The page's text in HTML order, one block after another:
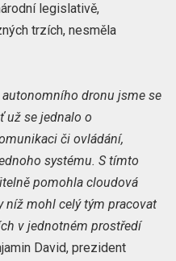
legislativě,
trzích, nesměla
autonomního dronu jsme se
už se jednalo o
či ovládání,
systému. S tímto
pomohla cloudová
níž mohl celý tým pracovat
v jednotném prostředí
David, prezident